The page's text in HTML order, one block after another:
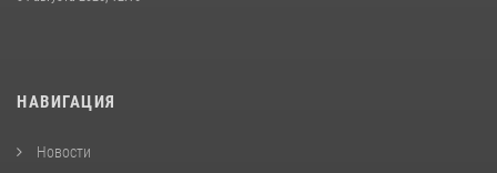
НАВИГАЦИЯ
Новости